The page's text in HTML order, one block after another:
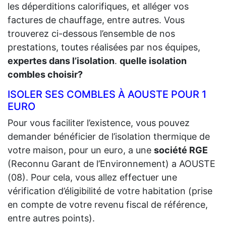
les déperditions calorifiques, et alléger vos
factures de chauffage, entre autres. Vous
trouverez ci-dessous l’ensemble de nos
prestations, toutes réalisées par nos équipes,
expertes dans l’isolation. quelle isolation
combles choisir?
ISOLER SES COMBLES À AOUSTE POUR 1
EURO
Pour vous faciliter l’existence, vous pouvez
demander bénéficier de l’isolation thermique de
votre maison, pour un euro, a une société RGE
(Reconnu Garant de l’Environnement) a AOUSTE
(08). Pour cela, vous allez effectuer une
vérification d’éligibilité de votre habitation (prise
en compte de votre revenu fiscal de référence,
entre autres points).